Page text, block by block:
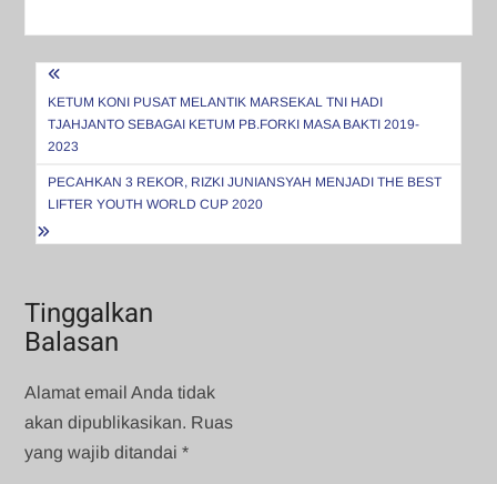
Navigasi
pos
KETUM KONI PUSAT MELANTIK MARSEKAL TNI HADI
TJAHJANTO SEBAGAI KETUM PB.FORKI MASA BAKTI 2019-
2023
PECAHKAN 3 REKOR, RIZKI JUNIANSYAH MENJADI THE BEST
LIFTER YOUTH WORLD CUP 2020
Tinggalkan
Balasan
Alamat email Anda tidak
akan dipublikasikan. Ruas
yang wajib ditandai*